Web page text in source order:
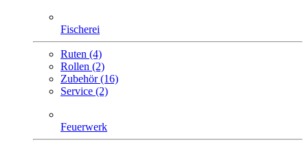
Fischerei
Ruten (4)
Rollen (2)
Zubehör (16)
Service (2)
Feuerwerk